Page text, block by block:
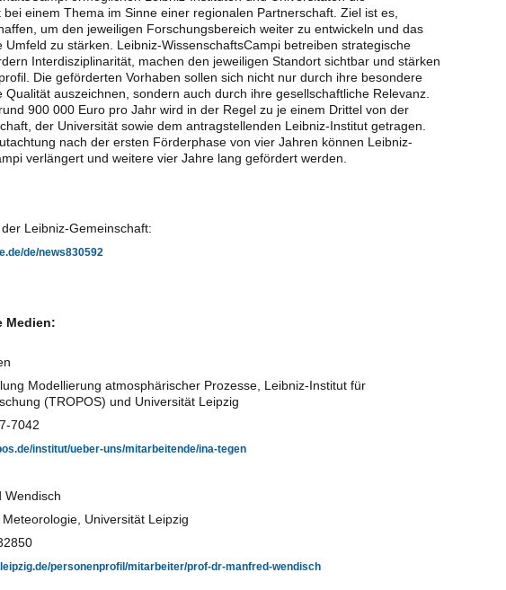
einem Thema im Sinne einer regionalen Partnerschaft. Ziel ist es,
um den jeweiligen Forschungsbereich weiter zu entwickeln und das
Umfeld zu stärken. Leibniz-WissenschaftsCampi betreiben strategische
Interdisziplinarität, machen den jeweiligen Standort sichtbar und stärken
Die geförderten Vorhaben sollen sich nicht nur durch ihre besondere
Qualität auszeichnen, sondern auch durch ihre gesellschaftliche Relevanz.
900 000 Euro pro Jahr wird in der Regel zu je einem Drittel von der
der Universität sowie dem antragstellenden Leibniz-Institut getragen.
nach der ersten Förderphase von vier Jahren können Leibniz-
verlängert und weitere vier Jahre lang gefördert werden.
Leibniz-Gemeinschaft:
de/news830592
Medien:
Modellierung atmosphärischer Prozesse, Leibniz-Institut für
(TROPOS) und Universität Leipzig
7042
institut/ueber-uns/mitarbeitende/ina-tegen
Wendisch
Universität Leipzig
personenprofil/mitarbeiter/prof-dr-manfred-wendisch